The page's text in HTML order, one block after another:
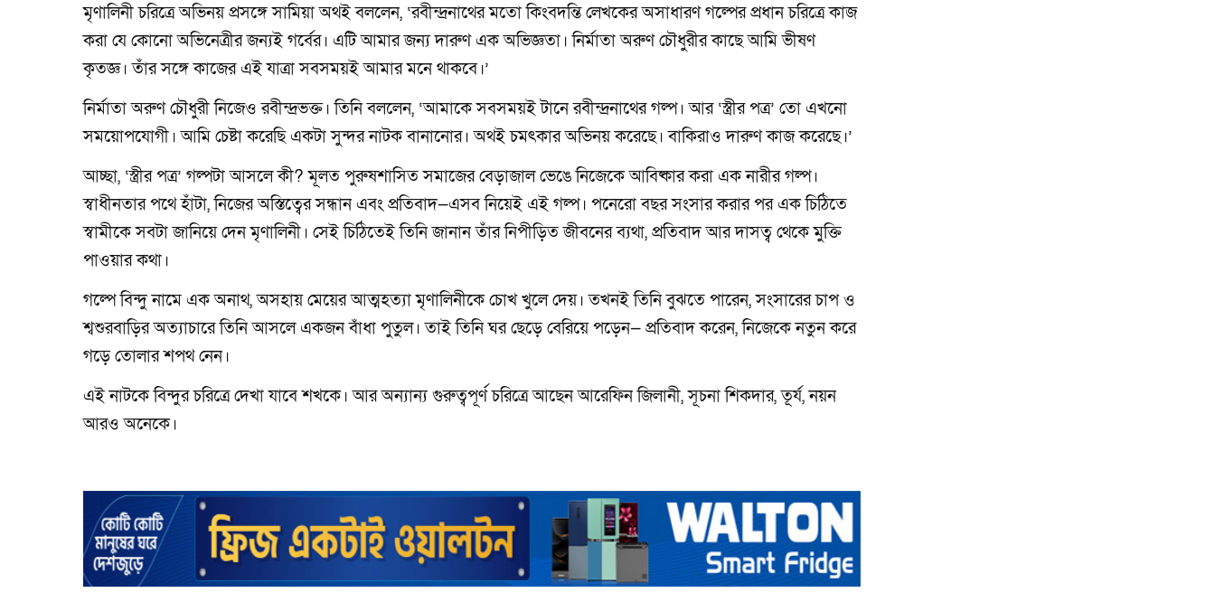
মৃণালিনী চরিত্রে অভিনয় প্রসঙ্গে সামিয়া অথই বললেন, ‘রবীন্দ্রনাথের মতো কিংবদন্তি লেখকের অসাধারণ গল্পের প্রধান চরিত্রে কাজ
করা যে কোনো অভিনেত্রীর জন্যই গর্বের। এটি আমার জন্য দারুণ এক অভিজ্ঞতা। নির্মাতা অরুণ চৌধুরীর কাছে আমি ভীষণ
কৃতজ্ঞ। তাঁর সঙ্গে কাজের এই যাত্রা সবসময়ই আমার মনে থাকবে।’
নির্মাতা অরুণ চৌধুরী নিজেও রবীন্দ্রভক্ত। তিনি বললেন, ‘আমাকে সবসময়ই টানে রবীন্দ্রনাথের গল্প। আর ‘স্ত্রীর পত্র’ তো এখনো
সময়োপযোগী। আমি চেষ্টা করেছি একটা সুন্দর নাটক বানানোর। অথই চমৎকার অভিনয় করেছে। বাকিরাও দারুণ কাজ করেছে।’
আচ্ছা, ‘স্ত্রীর পত্র’ গল্পটা আসলে কী? মূলত পুরুষশাসিত সমাজের বেড়াজাল ভেঙে নিজেকে আবিষ্কার করা এক নারীর গল্প।
স্বাধীনতার পথে হাঁটা, নিজের অস্তিত্বের সন্ধান এবং প্রতিবাদ—এসব নিয়েই এই গল্প। পনেরো বছর সংসার করার পর এক চিঠিতে
স্বামীকে সবটা জানিয়ে দেন মৃণালিনী। সেই চিঠিতেই তিনি জানান তাঁর নিপীড়িত জীবনের ব্যথা, প্রতিবাদ আর দাসত্ব থেকে মুক্তি
পাওয়ার কথা।
গল্পে বিন্দু নামে এক অনাথ, অসহায় মেয়ের আত্মহত্যা মৃণালিনীকে চোখ খুলে দেয়। তখনই তিনি বুঝতে পারেন, সংসারের চাপ ও
শ্বশুরবাড়ির অত্যাচারে তিনি আসলে একজন বাঁধা পুতুল। তাই তিনি ঘর ছেড়ে বেরিয়ে পড়েন— প্রতিবাদ করেন, নিজেকে নতুন করে
গড়ে তোলার শপথ নেন।
এই নাটকে বিন্দুর চরিত্রে দেখা যাবে শখকে। আর অন্যান্য গুরুত্বপূর্ণ চরিত্রে আছেন আরেফিন জিলানী, সূচনা শিকদার, তূর্য, নয়ন
আরও অনেকে।